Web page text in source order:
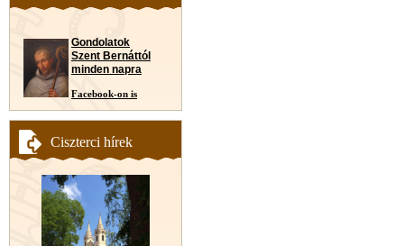
Gondolatok
Szent Bernáttól
minden napra
Facebook-on is
Ciszterci hírek